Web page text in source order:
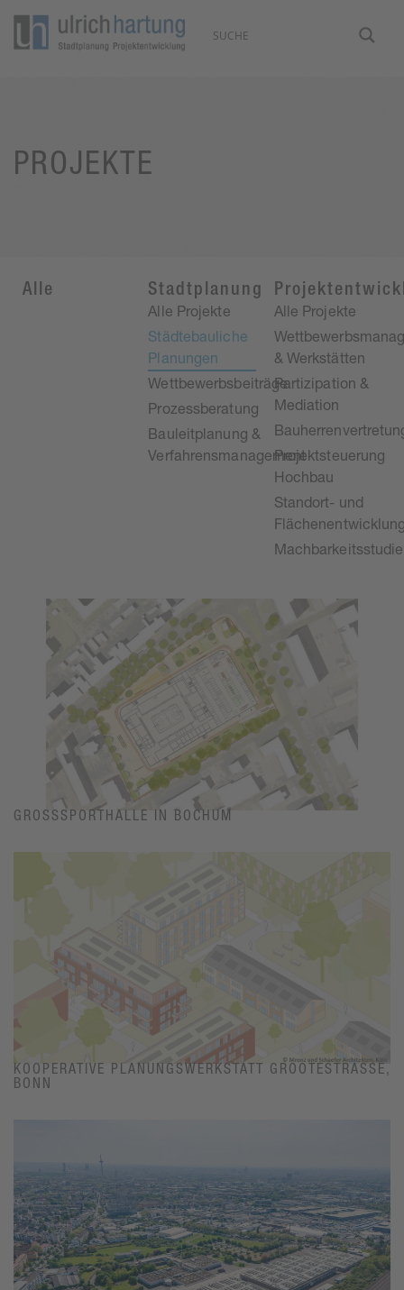
PROJEKTE
Alle Stadtplanung
Alle Projekte
Städtebauliche
Planungen
Wettbewerbsbeiträge
Prozessberatung
Bauleitplanung &
Verfahrensmanagement
Alle Projekte
& Werkstätten
Partizipation &
Mediation
Projektsteuerung
Hochbau
Standort- und
GROSSSPORTHALLE IN BOCHUM
KOOPERATIVE PLANUNGSWERKSTATT GROOTESTRASSE, B
ONN